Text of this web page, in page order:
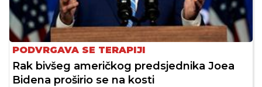
PODVRGAVA SE TERAPIJI
Rak bivšeg američkog predsjednika Joea
Bidena proširio se na kosti